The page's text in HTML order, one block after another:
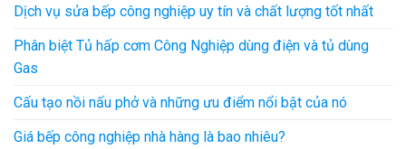
Dịch vụ sửa bếp công nghiệp uy tín và chất lượng tốt nhất
Phân biệt Tủ hấp cơm Công Nghiệp dùng điện và tủ dùng
Gas
Cấu tạo nồi nấu phở và những ưu điểm nổi bật của nó
Giá bếp công nghiệp nhà hàng là bao nhiêu?